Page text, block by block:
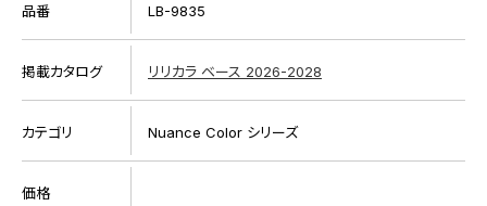
品番 LB-9835
掲載カタログ リリカラ ベース 2026-2028
カテゴリ Nuance Color シリーズ
価格